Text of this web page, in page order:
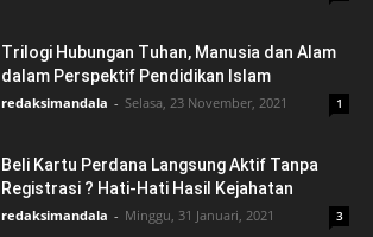
Trilogi Hubungan Tuhan, Manusia dan Alam
dalam Perspektif Pendidikan Islam
redaksimandala - Selasa, 23 November, 2021 1
Beli Kartu Perdana Langsung Aktif Tanpa
Registrasi ? Hati-Hati Hasil Kejahatan
redaksimandala - Minggu, 31 Januari, 2021 3